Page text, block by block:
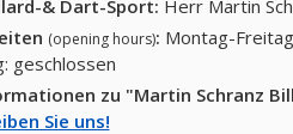
& Dart-Sport: Herr Martin
(opening hours): Montag-
geschlossen
zu "Martin Schranz
Sie uns!